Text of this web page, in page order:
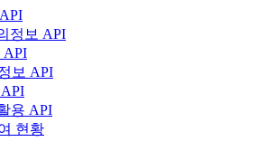
정보 API
API
보 API
용 API
현황